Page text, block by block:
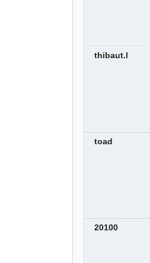
thibaut.l
toad
20100